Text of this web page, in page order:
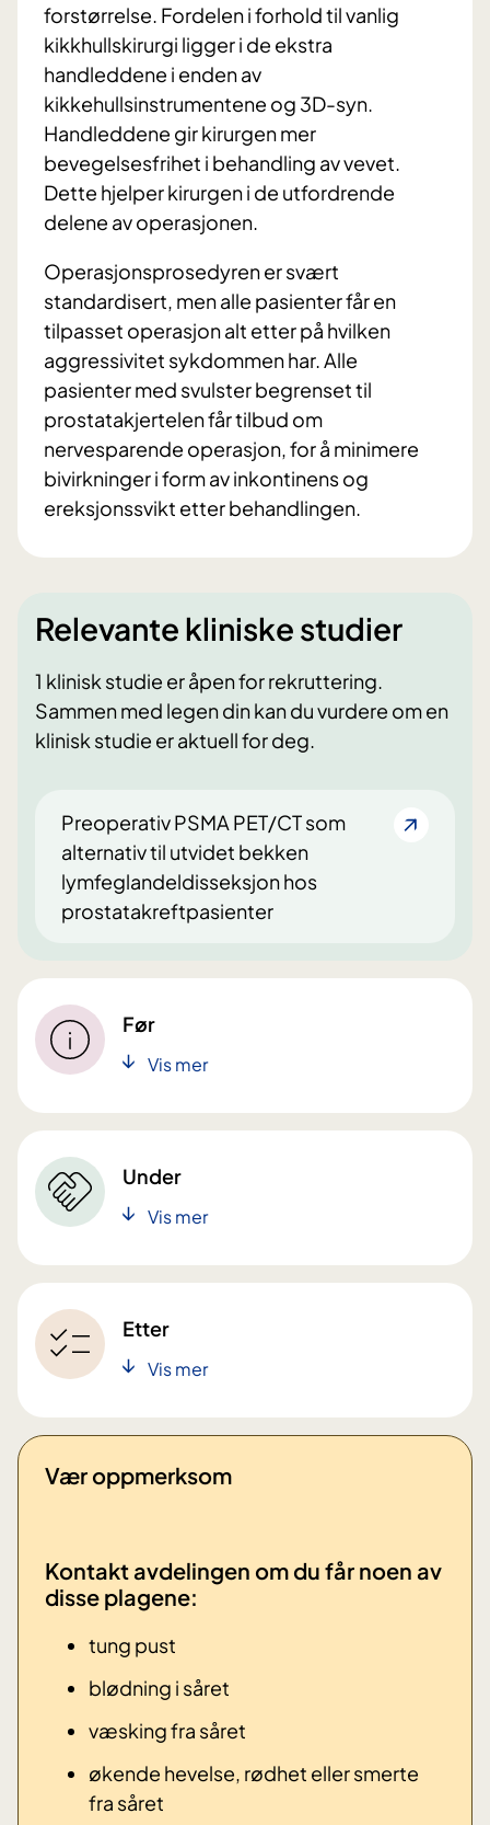
forstørrelse. Fordelen i forhold til vanlig
kikkhullskirurgi ligger i de ekstra
handleddene i enden av
kikkehullsinstrumentene og 3D-syn.
Handleddene gir kirurgen mer
bevegelsesfrihet i behandling av vevet.
Dette hjelper kirurgen i de utfordrende
delene av operasjonen.
Operasjonsprosedyren er svært
standardisert, men alle pasienter får en
tilpasset operasjon alt etter på hvilken
aggressivitet sykdommen har. Alle
pasienter med svulster begrenset til
prostatakjertelen får tilbud om
nervesparende operasjon, for å minimere
bivirkninger i form av inkontinens og
ereksjonssvikt etter behandlingen.
Relevante kliniske studier
1 klinisk studie er åpen for rekruttering.
Sammen med legen din kan du vurdere om en
klinisk studie er aktuell for deg.
Preoperativ PSMA PET/CT som
alternativ til utvidet bekken
lymfeglandeldisseksjon hos
prostatakreftpasienter
Før
Vis mer
Under
Vis mer
Etter
Vis mer
Vær oppmerksom
Kontakt avdelingen om du får noen av
disse plagene: ​
tung pust
blødning i såret
væsking fra såret
økende hevelse, rødhet eller smerte
fra såret